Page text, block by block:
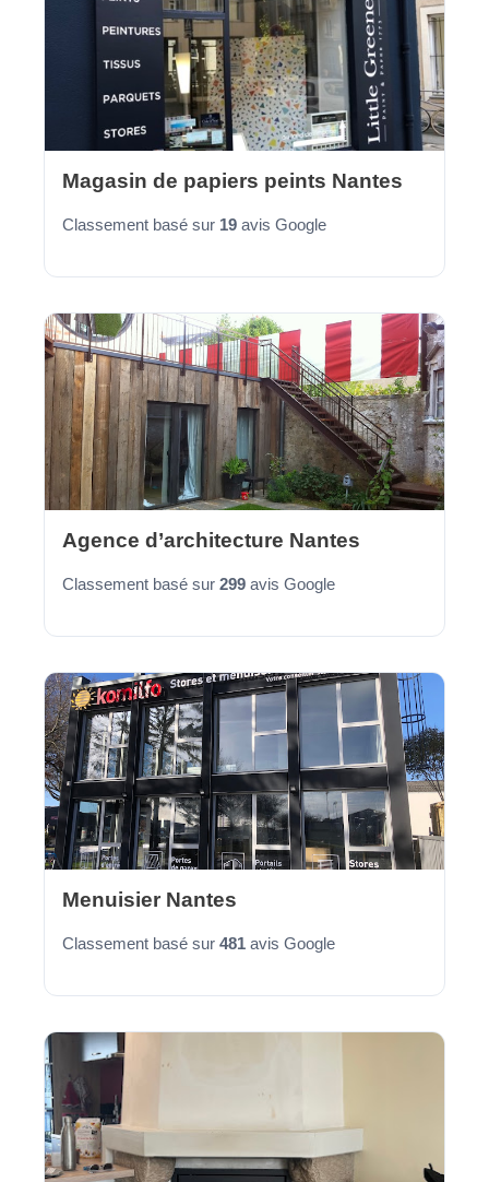
Magasin de papiers peints Nantes
Classement basé sur 19 avis Google
Agence d’architecture Nantes
Classement basé sur 299 avis Google
Menuisier Nantes
Classement basé sur 481 avis Google